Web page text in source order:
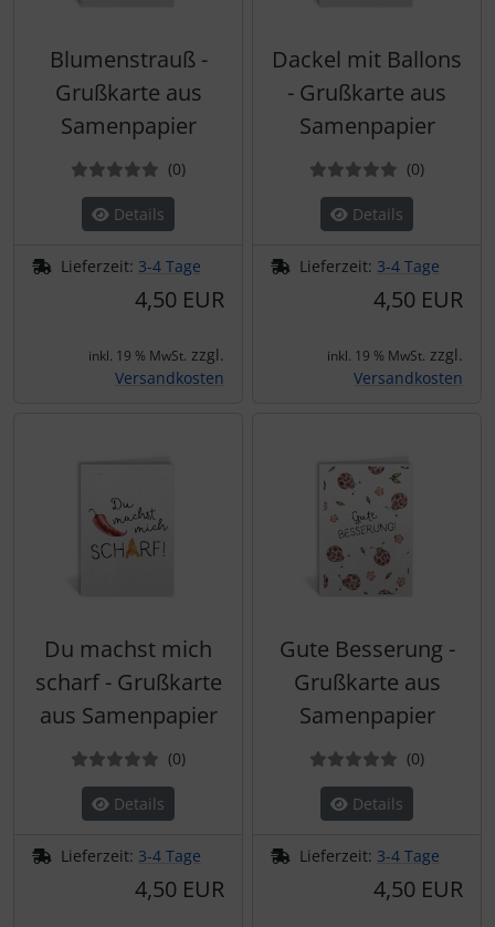
Blumenstrauß -
Grußkarte aus
Samenpapier
(0Bewertungen
)
Details
Lieferzeit: 3-4 Tage
4,50 EUR
inkl. 19 % MwSt. zzgl.
Versandkosten
Dackel mit Ballons
- Grußkarte aus
Samenpapier
(0)
Details
Lieferzeit: 3-4 Tage
4,50 EUR
inkl. 19 % MwSt. zzgl.
Versandkosten
Du machst mich
scharf - Grußkarte
aus Samenpapier
(0Bewertungen
)
Details
Lieferzeit: 3-4 Tage
4,50 EUR
Gute Besserung -
Grußkarte aus
Samenpapier
(0)
Details
Lieferzeit: 3-4 Tage
4,50 EUR